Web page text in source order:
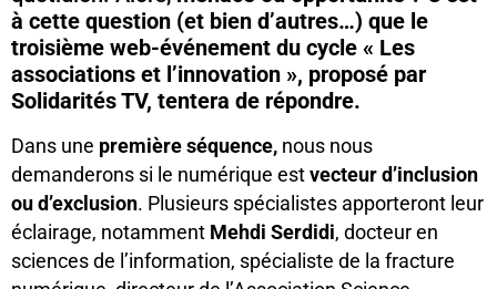
à cette question (et bien d’autres…) que le
troisième web-événement du cycle « Les
associations et l’innovation », proposé par
Solidarités TV, tentera de répondre.
Dans une première séquence, nous nous
demanderons si le numérique est vecteur d’inclusion
ou d’exclusion. Plusieurs spécialistes apporteront leur
éclairage, notamment Mehdi Serdidi, docteur en
sciences de l’information, spécialiste de la fracture